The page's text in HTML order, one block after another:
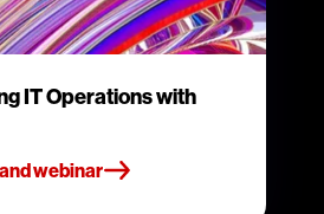
IT Operations with
webinar